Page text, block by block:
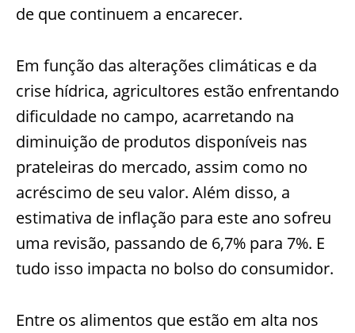
de que continuem a encarecer.
Em função das alterações climáticas e da
crise hídrica, agricultores estão enfrentando
dificuldade no campo, acarretando na
diminuição de produtos disponíveis nas
prateleiras do mercado, assim como no
acréscimo de seu valor. Além disso, a
estimativa de inflação para este ano sofreu
uma revisão, passando de 6,7% para 7%. E
tudo isso impacta no bolso do consumidor.
Entre os alimentos que estão em alta nos